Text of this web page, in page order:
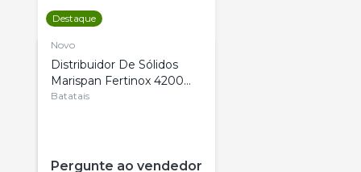
Destaque
Novo
Distribuidor De Sólidos
Marispan Fertinox 4200
Citrus
Batatais
Pergunte ao vendedor